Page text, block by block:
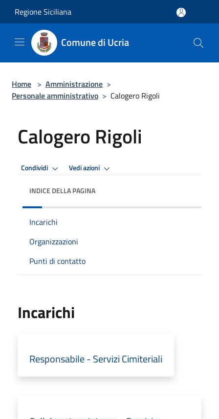
Regione Siciliana
Comune di Ucria
Home > Amministrazione >
Personale amministrativo > Calogero Rigoli
Calogero Rigoli
Condividi Vedi azioni
INDICE DELLA PAGINA
Incarichi
Organizzazioni
Punti di contatto
Incarichi
Responsabile - Servizi Cimiteriali